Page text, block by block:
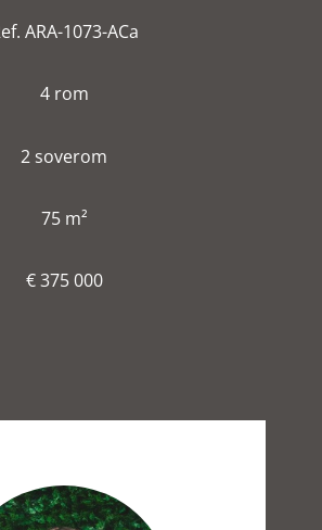
ARA-1073-ACa
4 rom
2 soverom
75 m²
€ 375 000